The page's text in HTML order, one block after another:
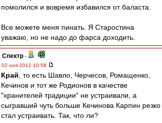
помолился и вовремя избавился от баласта.
Все можете меня пинать. Я Старостина
уважаю, но не надо до фарса доходить.
Спектр -
02 ноя 2012 10:58
Край , то есть Шавло, Черчесов, Ромащенко,
Кечинов и тот же Родионов в качестве
"хранителей традиции" не устраивали, а
сыгравший чуть больше Кечинова Карпин резко
стал устраивать. Так, что ли?